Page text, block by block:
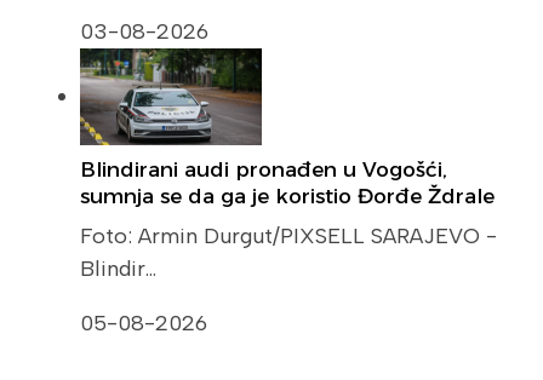
03-08-2026
Blindirani audi pronađen u Vogošći,
sumnja se da ga je koristio Đorđe Ždrale
Foto: Armin Durgut/PIXSELL SARAJEVO -
Blindir…
05-08-2026